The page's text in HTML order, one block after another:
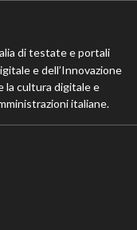
di testate e portali
e dell’Innovazione
la cultura digitale e
italiane.